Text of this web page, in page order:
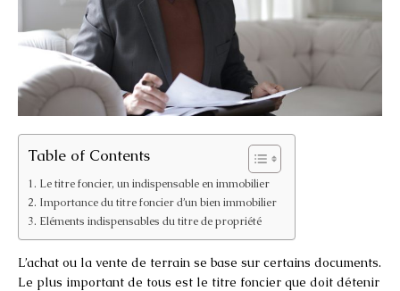
Table of Contents
Le titre foncier, un indispensable en immobilier
Importance du titre foncier d’un bien immobilier
Eléments indispensables du titre de propriété
L’achat ou la vente de terrain se base sur certains documents.
Le plus important de tous est le titre foncier que doit détenir